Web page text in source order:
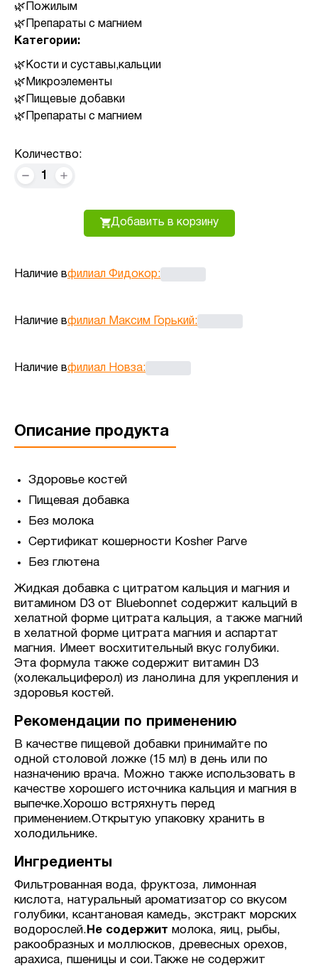
Пожилым
Препараты с магнием
Категории:
Кости и суставы,кальции
Микроэлементы
Пищевые добавки
Препараты с магнием
Количество:
1
Добавить в корзину
Наличие вфилиал Фидокор:
Наличие вфилиал Максим Горький:
Наличие вфилиал Новза:
Описание продукта
Здоровье костей
Пищевая добавка
Без молока
Сертификат кошерности Kosher Parve
Без глютена
Жидкая добавка с цитратом кальция и магния и
витамином D3 от Bluebonnet содержит кальций в
хелатной форме цитрата кальция, а также магний
в хелатной форме цитрата магния и аспартат
магния. Имеет восхитительный вкус голубики.
Эта формула также содержит витамин D3
(холекальциферол) из ланолина для укрепления и
здоровья костей.
Рекомендации по применению
В качестве пищевой добавки принимайте по
одной столовой ложке (15 мл) в день или по
назначению врача. Можно также использовать в
качестве хорошего источника кальция и магния в
выпечке.Хорошо встряхнуть перед
применением.Открытую упаковку хранить в
холодильнике.
Ингредиенты
Фильтрованная вода, фруктоза, лимонная
кислота, натуральный ароматизатор со вкусом
голубики, ксантановая камедь, экстракт морских
водорослей. Не содержит молока, яиц, рыбы,
ракообразных и моллюсков, древесных орехов,
арахиса, пшеницы и сои.Также не содержит